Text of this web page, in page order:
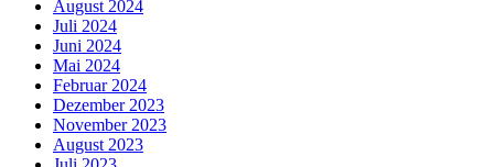
August 2024
Juli 2024
Juni 2024
Mai 2024
Februar 2024
Dezember 2023
November 2023
August 2023